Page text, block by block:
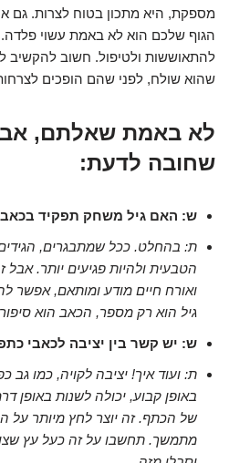
מספקת, היא מתכון בטוח לצרות. גם
הגוף שלכם הוא לא באמת עשוי פלדה.
להתאוששות ולטיפול. חשוב להקשיב
שהוא שולח, לפני שהם הופכים
לא באמת שאלתם,
שחובה לדעת:
ש: האם גיל משחק תפקיד
ת: בהחלט. ככל שמתבגרים,
הטבעית ולהיות פגיעים יותר. אבל
ואורח חיים מודע ומותאם, אפשר
גיל הוא רק מספר, הכאב הוא
ש: יש קשר בין יציבה לכאבי
ת: ועוד איך! יציבה לקויה, כמו גב
באופן קבוע, יכולה לשנות באופן
של הכתף. זה יוצר לחץ מיותר על
מתמשך. תחשבו על זה כעל עץ